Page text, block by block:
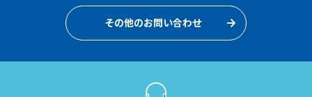
その他のお問い合わせ